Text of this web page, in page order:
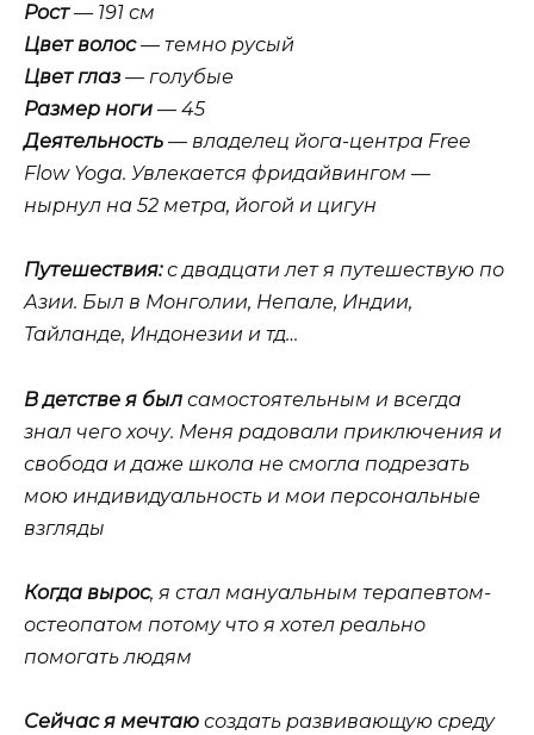
Рост— 191 см
Цвет волос— темно русый
Цвет глаз — голубые
Размер ноги — 45
Деятельность — владелец йога-центра Free
Flow Yoga. Увлекается фридайвингом —
нырнул на 52 метра, йогой и цигун
Путешествия:с двадцати лет я путешествую по
Азии. Был в Монголии, Непале, Индии,
Тайланде, Индонезии и тд…
В детстве я был самостоятельным и всегда
знал чего хочу. Меня радовали приключения и
свобода и даже школа не смогла подрезать
мою индивидуальность и мои персональные
взгляды
Когда вырос, я стал мануальным терапевтом-
остеопатом потому что я хотел реально
помогать людям
Сейчас я мечтаю создать развивающую среду